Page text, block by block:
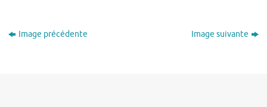
Image précédente Image suivante